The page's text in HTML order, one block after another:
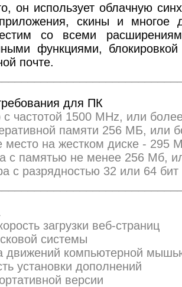
он использует облачную
скины и многое
со всеми
функциями,
почте.
для ПК
с частотой 1500 MHz, или
памяти 256 МБ, или
место на жестком диске - 295
с памятью не менее 256 Мб,
с разрядностью 32 или 64
загрузки веб-страниц
системы
движений компьютерной
установки дополнений
версии